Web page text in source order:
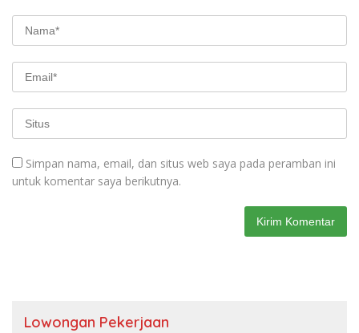
Simpan nama, email, dan situs web saya pada peramban ini
untuk komentar saya berikutnya.
Lowongan Pekerjaan